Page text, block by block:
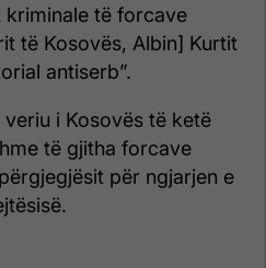
të forcave
të Kosovës, Albin] Kurtit
antiserb”.
i Kosovës të ketë
të gjitha forcave
për ngjarjen e